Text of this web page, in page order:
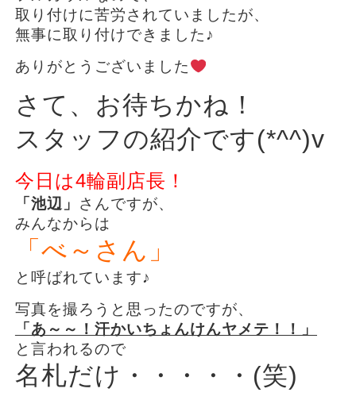
取り付けに苦労されていましたが、
無事に取り付けできました♪
ありがとうございました
さて、お待ちかね！
スタッフの紹介です(*^^)v
今日は4輪副店長！
「池辺」 さんですが、
みんなからは
「べ～さん」
と呼ばれています♪
写真を撮ろうと思ったのですが、
「あ～～！汗かいちょんけんヤメテ！！」
と言われるので
名札だけ・・・・・(笑)